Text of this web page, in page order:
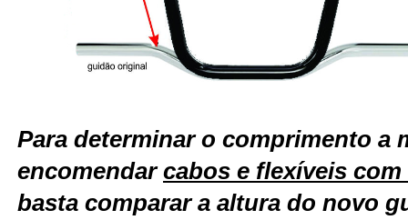
Para determinar o comprimento a
encomendarcabos e flexíveis
basta comparar a altura do novo